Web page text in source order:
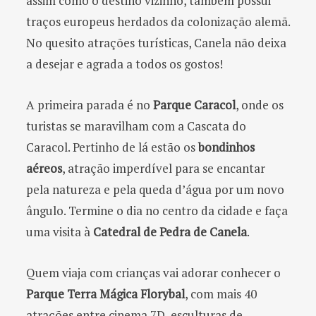
traços europeus herdados da colonização alemã.
No quesito atrações turísticas, Canela não deixa
a desejar e agrada a todos os gostos!
A primeira parada é no Parque Caracol, onde os
turistas se maravilham com a Cascata do
Caracol. Pertinho de lá estão osbondinhos
aéreos, atração imperdível para se encantar
pela natureza e pela queda d’água por um novo
ângulo. Termine o dia no centro da cidade e faça
uma visita à Catedral de Pedra de Canela.
Quem viaja com crianças vai adorar conhecer o
Parque Terra Mágica Florybal, com mais 40